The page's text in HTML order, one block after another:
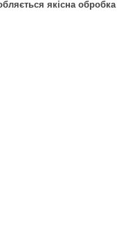
якісна обробка